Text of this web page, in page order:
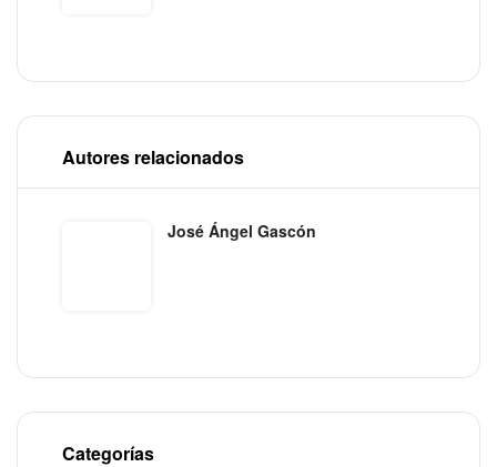
Autores relacionados
José Ángel Gascón
Categorías